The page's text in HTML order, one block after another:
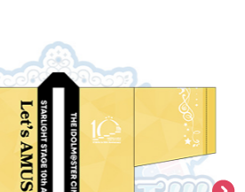
プレミアム会員とは